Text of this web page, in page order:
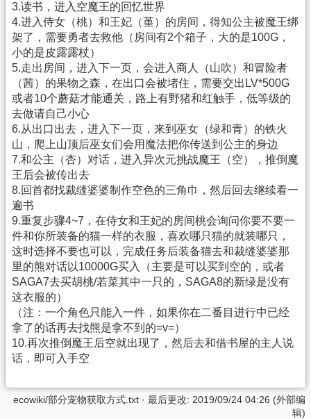
3.读书，进入空魔王的回忆世界
4.进入侍女（桃）和王妃（堇）的房间，得知公主被魔王绑
架了，需要勇者去救他（房间有2个箱子，大的是100G，
小的是皮露露杖）
5.走出房间，进入下一页，会进入商人（山吹）和冒险者
（茜）的果物之森，在出口会被堵住，需要交出LV*500G
或者10个蘑菇才能通关，路上有野猪和红触手，低等级的
去做请自己小心
6.从出口出去，进入下一页，来到巫女（绿和青）的铁火
山，爬上山顶后巫女们会用魔法把你传送到公主的身边
7.和公主（杏）对话，进入异次元挑战魔王（空），推倒魔
王后会被传出去
8.回首都找裁缝婆婆制作空色的三角巾，然后回去继续看一
遍书
9.重复步骤4~7，在侍女和王妃的房间桃会询问你要不要一
件和你所装备的猫一样的衣服，喜欢哪只猫的就装哪只，
这时选择不要也可以，完成任务后装备猫去和裁缝婆婆那
里的熊对话以10000G买入（主要是可以买到空的，或者
SAGA7去买胡桃/若菜其中一只的，SAGA8的新绿是没有
这衣服的）
（注：一个角色只能入一件，如果你在二番目进行中已经
拿了的话再去找熊是拿不到的=v=）
10.再次推倒魔王后空就出现了，然后去和借书屋的主人说
话，即可入手空
ecowiki/部分宠物获取方式.txt · 最后更改: 2019/09/24 04:26 (外部编
辑)